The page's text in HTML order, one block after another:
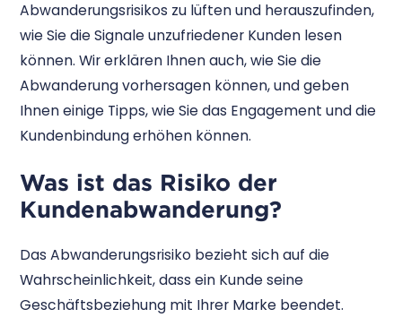
Abwanderungsrisikos zu lüften und herauszufinden,
wie Sie die Signale unzufriedener Kunden lesen
können. Wir erklären Ihnen auch, wie Sie die
Abwanderung vorhersagen können, und geben
Ihnen einige Tipps, wie Sie das Engagement und die
Kundenbindung erhöhen können.
Was ist das Risiko der
Kundenabwanderung?
Das Abwanderungsrisiko bezieht sich auf die
Wahrscheinlichkeit, dass ein Kunde seine
Geschäftsbeziehung mit Ihrer Marke beendet.